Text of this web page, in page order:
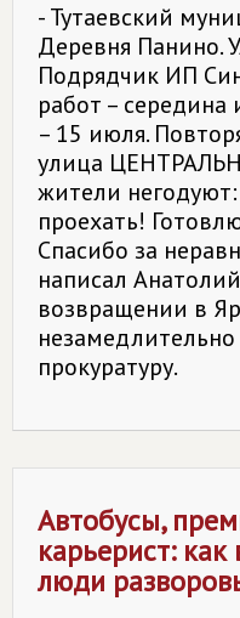
- Тутаевский
Деревня Панино.
Подрядчик ИП
работ – середина
– 15 июля.
улица
жители
проехать!
Спасибо за
написал
возвращении в
прокуратуру.
Автобусы,
карьерист:
люди